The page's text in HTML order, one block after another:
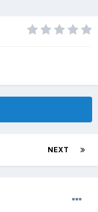
NEXT